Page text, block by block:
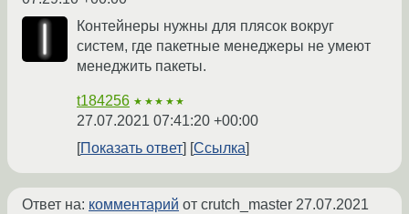
Контейнеры нужны для плясок вокруг
систем, где пакетные менеджеры не умеют
менеджить пакеты.
t184256 ★★★★★
27.07.2021 07:41:20 +00:00
Показать ответ
Ссылка
Ответ на: комментарий от crutch_master 27.07.2021